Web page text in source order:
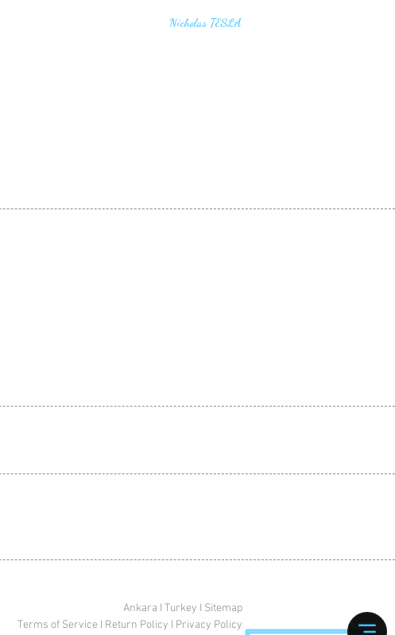
Nicholas TESLA
Ankara I Turkey I Sitemap
Terms of Service I Return Policy I Privacy Policy